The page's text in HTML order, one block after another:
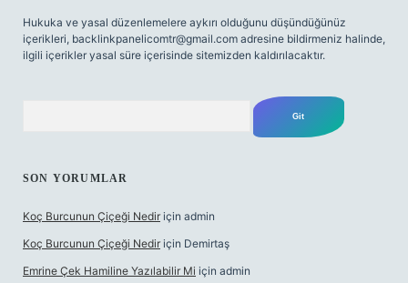
Hukuka ve yasal düzenlemelere aykırı olduğunu düşündüğünüz
içerikleri, backlinkpanelicomtr@gmail.com adresine bildirmeniz halinde,
ilgili içerikler yasal süre içerisinde sitemizden kaldırılacaktır.
SON YORUMLAR
Koç Burcunun Çiçeği Nedir için admin
Koç Burcunun Çiçeği Nedir için Demirtaş
Emrine Çek Hamiline Yazılabilir Mi için admin